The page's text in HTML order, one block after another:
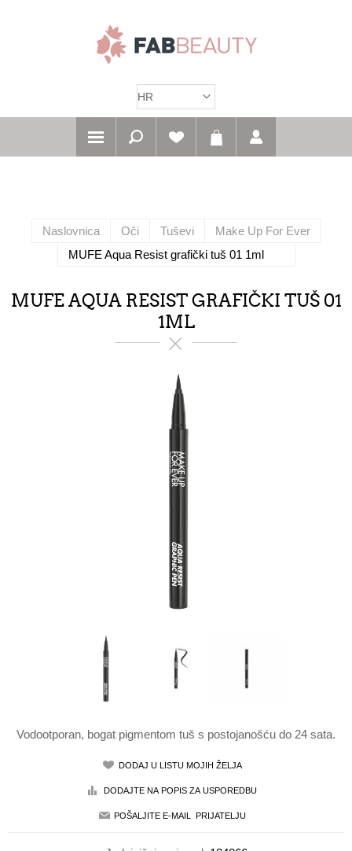
Naslovnica Oči Tuševi
Make Up For Ever
MUFE Aqua Resist grafički tuš 01 1ml
MUFE AQUA RESIST GRAFIČKI TUŠ 01
1ML
Vodootporan, bogat pigmentom tuš s postojanošću do 24 sata.